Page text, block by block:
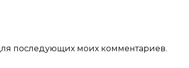
последующих моих комментариев.